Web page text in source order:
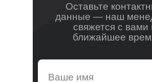
Оставьте
данные — наш
свяжется с вами
ближайшее